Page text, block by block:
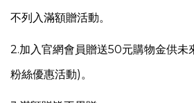
不列入滿額贈活動。
2.加入官網會員贈送50元購物金供未
粉絲優惠活動)。